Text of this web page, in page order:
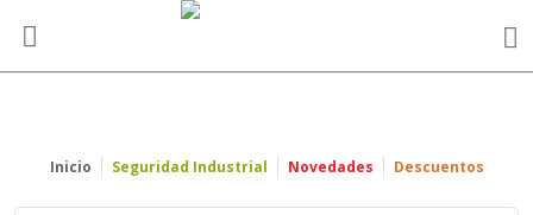
Inicio Seguridad Industrial Novedades Descuentos